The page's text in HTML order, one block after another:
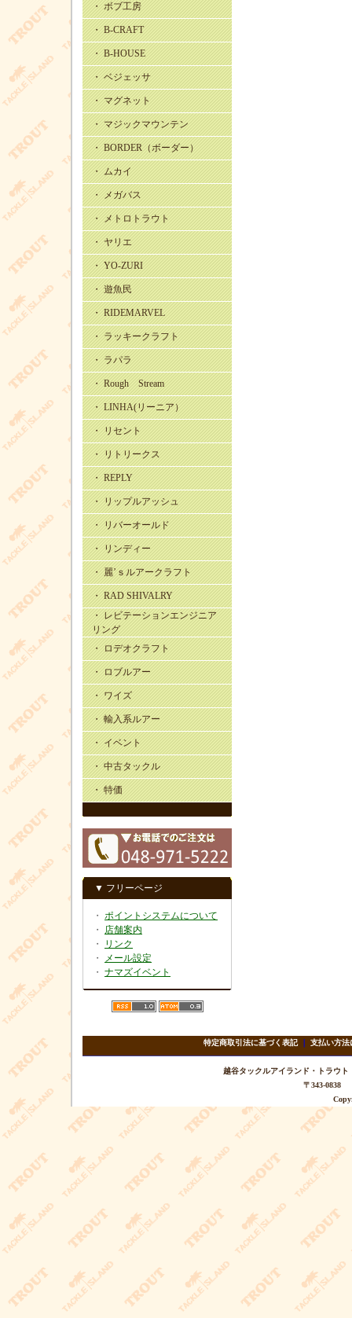
・ ボブ工房
・ B-CRAFT
・ B-HOUSE
・ ベジェッサ
・ マグネット
・ マジックマウンテン
・ BORDER（ボーダー）
・ ムカイ
・ メガバス
・ メトロトラウト
・ ヤリエ
・ YO-ZURI
・ 遊魚民
・ RIDEMARVEL
・ ラッキークラフト
・ ラパラ
・ Rough Stream
・ LINHA(リーニア）
・ リセント
・ リトリークス
・ REPLY
・ リップルアッシュ
・ リバーオールド
・ リンディー
・ 麗’ｓルアークラフト
・ RAD SHIVALRY
・ レビテーションエンジニア
リング
・ ロデオクラフト
・ ロブルアー
・ ワイズ
・ 輸入系ルアー
・ イベント
・ 中古タックル
・ 特価
▼ フリーページ
・ ポイントシステムについて
・ 店舗案内
・
リンク
・
メール設定
・ ナマズイベント
特定商取引法に基づく表記｜ 支払い方法
越谷タックルアイランド・トラ
〒343-0838